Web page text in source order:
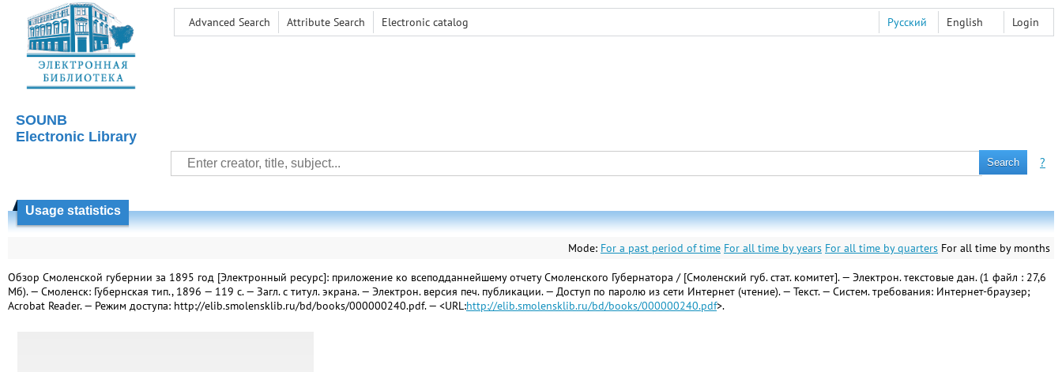
Advanced Search Attribute Search Electronic сatalog Login
Русский English
SOUNB
Electronic Library
?
Usage statistics
Mode: For a past period of time For all time by years For all time by quarters For all time by months
Обзор Смоленской губернии за 1895 год [Электронный ресурс]: приложение ко всеподданнейшему отчету Смоленского Губернатора / [Смоленский губ. стат. комитет]. — Электрон. текстовые дан. (1 файл : 27,6
Мб). — Смоленск: Губернская тип., 1896 — 119 с. — Загл. с титул. экрана. — Электрон. версия печ. публикации. — Доступ по паролю из сети Интернет (чтение). — Текст. — Систем. требования: Интернет-браузер;
Acrobat Reader. — Режим доступа: http://elib.smolensklib.ru/bd/books/000000240.pdf. — <URL:http://elib.smolensklib.ru/bd/books/000000240.pdf>.